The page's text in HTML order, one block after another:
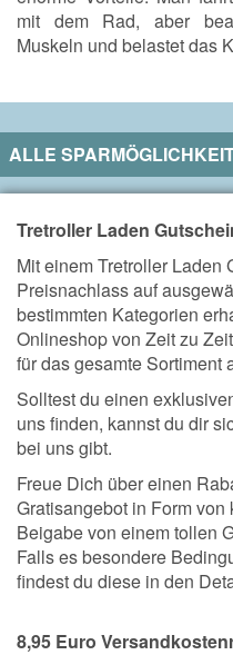
mit dem Rad, aber
Muskeln und belastet das
ALLE
Tretroller Laden
Mit einem Tretroller Laden
Preisnachlass auf
bestimmten Kategorien
Onlineshop von Zeit zu
für das gesamte Sortiment
Solltest du einen
uns finden, kannst du dir
bei uns gibt.
Freue Dich über einen
Gratisangebot in Form
Beigabe von einem tollen
Falls es besondere
findest du diese in den
8,95 Euro